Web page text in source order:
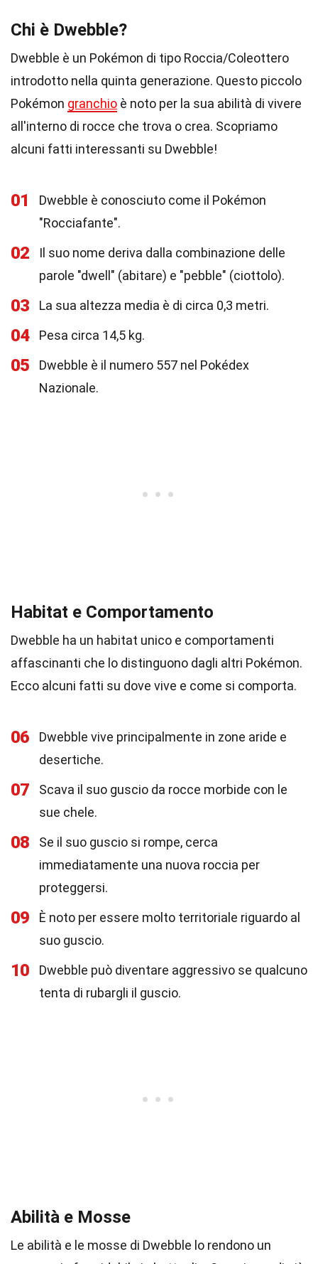
Chi è Dwebble?
Dwebble è un Pokémon di tipo Roccia/Coleottero
introdotto nella quinta generazione. Questo piccolo
Pokémon granchio è noto per la sua abilità di vivere
all'interno di rocce che trova o crea. Scopriamo
alcuni fatti interessanti su Dwebble!
01
Dwebble è conosciuto come il Pokémon
"Rocciafante".
02
Il suo nome deriva dalla combinazione delle
parole "dwell" (abitare) e "pebble" (ciottolo).
03 La sua altezza media è di circa 0,3 metri.
04 Pesa circa 14,5 kg.
05
Dwebble è il numero 557 nel Pokédex
Nazionale.
Habitat e Comportamento
Dwebble ha un habitat unico e comportamenti
affascinanti che lo distinguono dagli altri Pokémon.
Ecco alcuni fatti su dove vive e come si comporta.
06
Dwebble vive principalmente in zone aride e
desertiche.
07
Scava il suo guscio da rocce morbide con le
sue chele.
08
Se il suo guscio si rompe, cerca
immediatamente una nuova roccia per
proteggersi.
09
È noto per essere molto territoriale riguardo al
suo guscio.
10
Dwebble può diventare aggressivo se qualcuno
tenta di rubargli il guscio.
Abilità e Mosse
Le abilità e le mosse di Dwebble lo rendono un